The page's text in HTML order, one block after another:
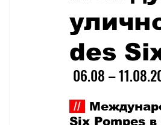
Транспорт Культура
Природа - Климат
Афиша - Выставки - Музеи
des
06.08 –
//
Six Pompes